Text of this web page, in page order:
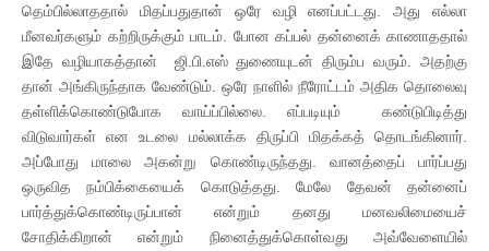
தெம்பில்லாததால் மிதப்பதுதான் ஒரே வழி எனப்பட்டது. அது எல்லா
மீனவர்களும் கற்றிருக்கும் பாடம். போன கப்பல் தன்னைக் காணாததால்
இதே வழியாகத்தான் ஜி.பி.எஸ் துணையுடன் திரும்ப வரும். அதற்கு
தான் அங்கிருந்தாக வேண்டும். ஒரே நாளில் நீரோட்டம் அதிக தொலைவு
தள்ளிக்கொண்டுபோக வாய்ப்பில்லை. எப்படியும் கண்டுபிடித்து
விடுவார்கள் என உடலை மல்லாக்க திருப்பி மிதக்கத் தொடங்கினார்.
அப்போது மாலை அகன்று கொண்டிருந்தது. வானத்தைப் பார்ப்பது
ஒருவித நம்பிக்கையைக் கொடுத்தது. மேலே தேவன் தன்னைப்
பார்த்துக்கொண்டிருப்பான் என்றும் தனது மனவலிமையைச்
சோதிக்கிறான் என்றும் நினைத்துக்கொள்வது அவ்வேளையில்